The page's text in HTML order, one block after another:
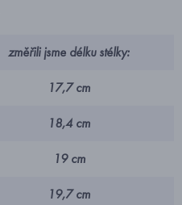
změřili jsme délku stélky:
17,7 cm
18,4 cm
19 cm
19,7 cm